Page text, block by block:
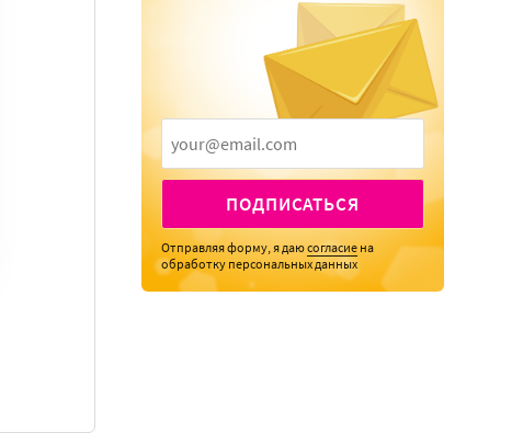
ПОДПИСАТЬСЯ
Отправляя форму, я даюсогласие на
обработку персональных данных